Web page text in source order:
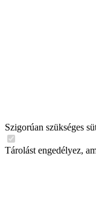
Szigorúan szükséges
Tárolást engedélyez,